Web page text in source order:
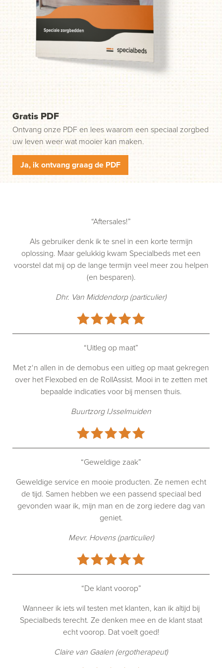
weg. Stap 1: klik op de groene knop "Start uw aanvraag"
en wij nemen contact met u op.
Gratis PDF
Ontvang onze PDF en lees waarom een speciaal zorgbed
uw leven weer wat mooier kan maken.
Ja, ik ontvang graag de PDF
“Aftersales!”
Als gebruiker denk ik te snel in een korte termijn
oplossing. Maar gelukkig kwam Specialbeds met een
voorstel dat mij op de lange termijn veel meer zou helpen
(en besparen).
Dhr. Van Middendorp (particulier)
“Uitleg op maat”
Met z‘n allen in de demobus een uitleg op maat gekregen
over het Flexobed en de RollAssist. Mooi in te zetten met
bepaalde indicaties voor bij mensen thuis.
Buurtzorg IJsselmuiden
“Geweldige zaak”
Geweldige service en mooie producten. Ze nemen echt
de tijd. Samen hebben we een passend speciaal bed
gevonden waar ik, mijn man en de zorg iedere dag van
geniet.
Mevr. Hovens (particulier)
“De klant voorop”
Wanneer ik iets wil testen met klanten, kan ik altijd bij
Specialbeds terecht. Ze denken mee en de klant staat
echt voorop. Dat voelt goed!
Claire van Gaalen (ergotherapeut)